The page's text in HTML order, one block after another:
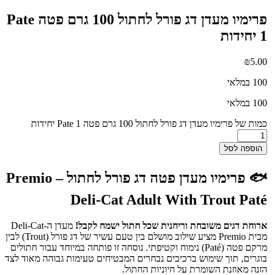
פרימיו מעדן דג פורל לחתול 100 גרם פטה Pate
1 יחידות
₪5.00
100 במלאי
100 במלאי
כמות של פרימיו מעדן דג פורל לחתול 100 גרם פטה Pate 1 יחידות
הוספה לסל
🐟 פרימיו מעדן פטה דג פורל לחתול – Premio
Deli-Cat Adult With Trout Paté
ארוחת דגים משובחת וריחנית שכל חתול ישמח לקבל!
מעדן ה-Deli-Cat
מבית Premio מציע שילוב מושלם בין טעם עשיר של דג פורל (Trout) לבין
מרקם פטה (Paté) נימוח וקטיפתי. נוסחה זו פותחה במיוחד עבור חתולים
בוגרים, תוך שימוש ברכיבים נבחרים המבטיחים טעימות גבוהה מאוד לצד
הזנה מאוזנת השומרת על חיוניות החתול.